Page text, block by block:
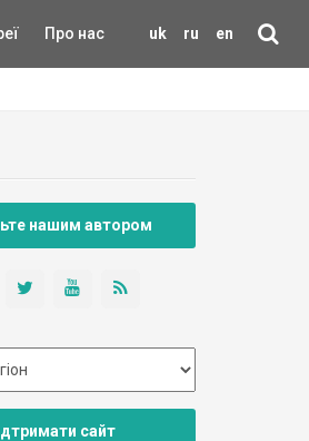
uk ru en
Про нас
нашим автором
сайт